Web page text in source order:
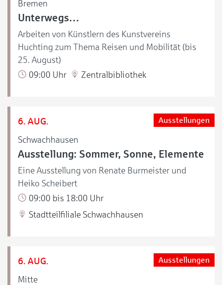
Bremen
Unterwegs…
Arbeiten von Künstlern des Kunstvereins
Huchting zum Thema Reisen und Mobilität (bis
25. August)
09:00 Uhr
Zentralbibliothek
6. AUG.
Schwachhausen
Ausstellungen
Ausstellung: Sommer, Sonne, Elemente
Eine Ausstellung von Renate Burmeister und
Heiko Scheibert
09:00 bis 18:00 Uhr
Stadtteilfiliale Schwachhausen
6. AUG.
Mitte
Ausstellungen